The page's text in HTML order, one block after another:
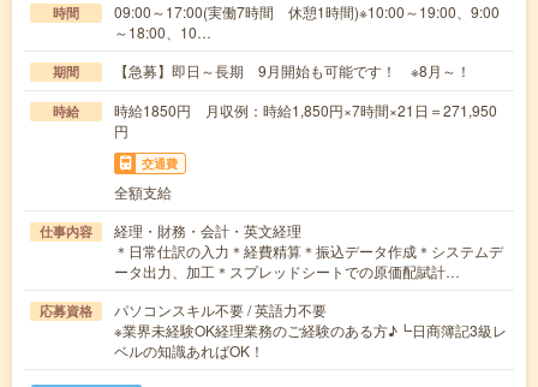
時間
09:00～17:00(実働7時間 休憩1時間)※10:00～19:00、9:00
～18:00、10…
期間 【急募】即日～長期 9月開始も可能です！ ※8月～！
時給
時給1850円 月収例：時給1,850円×7時間×21日＝271,950
円
交通費
全額支給
仕事内容
経理・財務・会計・英文経理
＊日常仕訳の入力＊経費精算＊振込データ作成＊システムデ
ータ出力、加工＊スプレッドシートでの原価配賦計…
応募資格
パソコンスキル不要 / 英語力不要
※業界未経験OK経理業務のご経験のある方♪┗日商簿記3級レ
ベルの知識あればOK！